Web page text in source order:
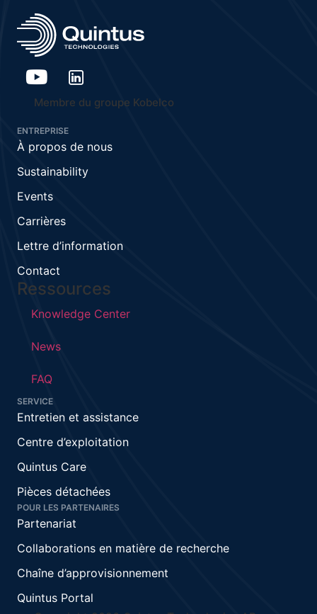
Membre du groupe Kobelco
ENTREPRISE
À propos de nous
Sustainability
Events
Carrières
Lettre d’information
Contact
Ressources
Knowledge Center
News
FAQ
SERVICE
Entretien et assistance
Centre d’exploitation
Quintus Care
Pièces détachées
POUR LES PARTENAIRES
Partenariat
Collaborations en matière de recherche
Chaîne d’approvisionnement
Quintus Portal